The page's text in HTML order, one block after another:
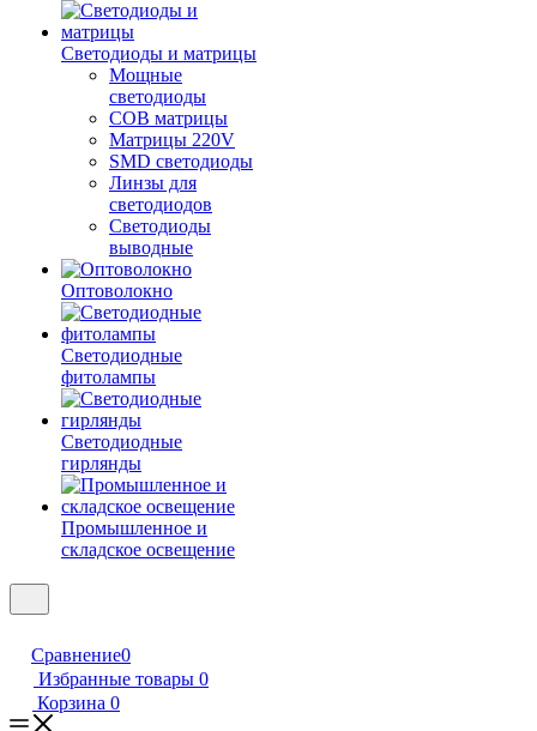
Светодиоды и матрицы
Мощные
светодиоды
COB матрицы
Матрицы 220V
SMD светодиоды
Линзы для
светодиодов
Светодиоды
выводные
Оптоволокно
Светодиодные
фитолампы
Светодиодные
гирлянды
Промышленное и
складское освещение
Сравнение0
Избранные товары 0
Корзина 0